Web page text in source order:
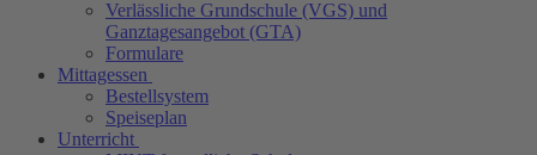
Verlässliche Grundschule (VGS) und
Ganztagesangebot (GTA)
Formulare
Mittagessen
Bestellsystem
Speiseplan
Unterricht